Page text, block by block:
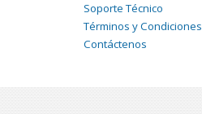
Soporte Técnico
Términos y Condiciones
Contáctenos